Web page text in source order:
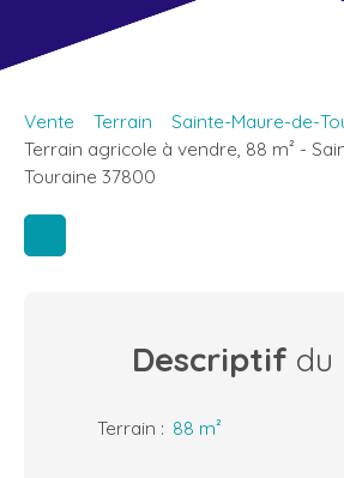
Vente Terrain
Sainte-Maure-de-
Terrain agricole à vendre, 88 m² -
Touraine 37800
Descriptif du
Terrain : 88 m²